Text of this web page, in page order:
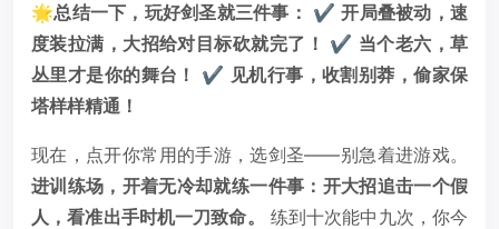
🌟总结一下，玩好剑圣就三件事： ✔️开局叠被动，速
度装拉满，大招给对目标砍就完了！ ✔️ 当个老六，草
丛里才是你的舞台！
✔️ 见机行事，收割别莽，偷家保
塔样样精通！
现在，点开你常用的手游，选剑圣——别急着进游戏。
进训练场，开着无冷却就练一件事：开大招追击一个假
人，看准出手时机一刀致命。
练到十次能中九次，你今